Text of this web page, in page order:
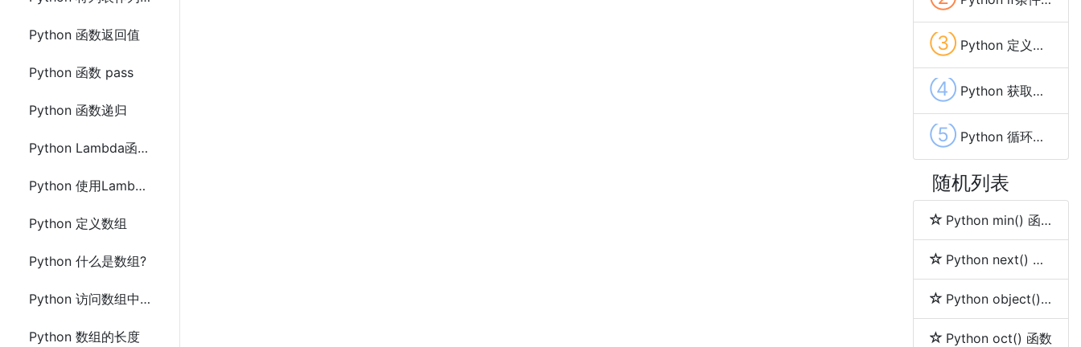
Python 函数返回值
Python 函数 pass
Python 函数递归
Python Lambda函数表达式
Python 使用Lambda函数表达式的好处
Python 定义数组
Python 什么是数组?
Python 访问数组中的元素
Python 数组的长度
③ Python 定义数组
④ Python 获取集合的长度
⑤ Python 循环遍历列表(list)
随机列表
Python min() 函数
Python next() 函数
Python object() 函数
Python oct() 函数